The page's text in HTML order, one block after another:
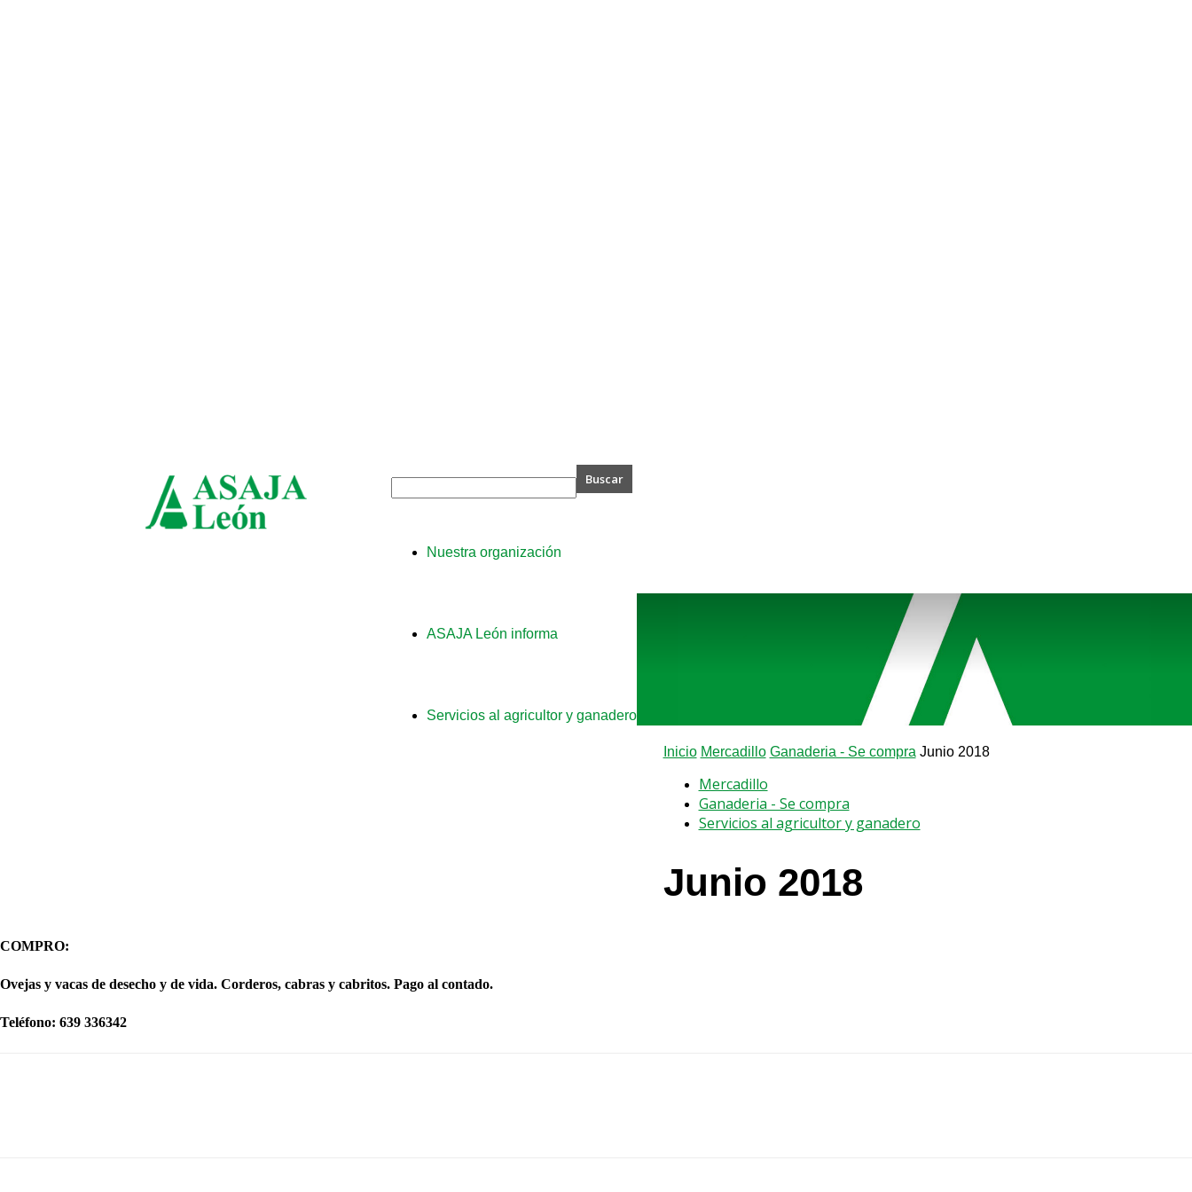
Nuestra organización
ASAJA León informa
Servicios al agricultor y ganadero
Inicio Mercadillo Ganaderia - Se compra Junio 2018
Mercadillo
Ganaderia - Se compra
Servicios al agricultor y ganadero
Junio 2018
COMPRO:
Ovejas y vacas de desecho y de vida. Corderos, cabras y cabritos. Pago al contado.
Teléfono: 639 336342